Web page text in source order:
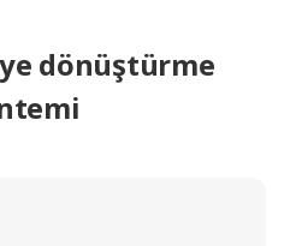
dönüştürme